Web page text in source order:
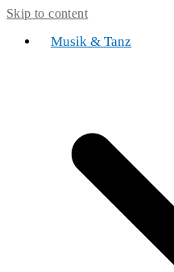
Skip to content
Musik & Tanz